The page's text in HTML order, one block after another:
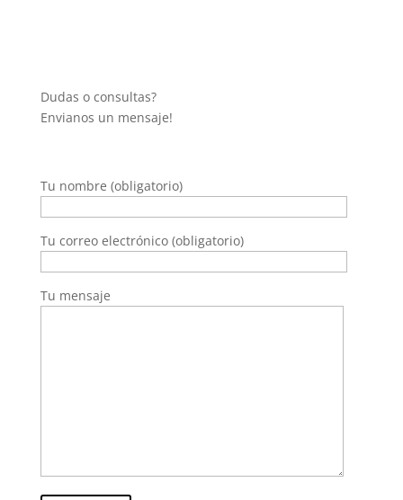
Dudas o consultas?
Envianos un mensaje!
Tu nombre (obligatorio)
Tu correo electrónico (obligatorio)
Tu mensaje